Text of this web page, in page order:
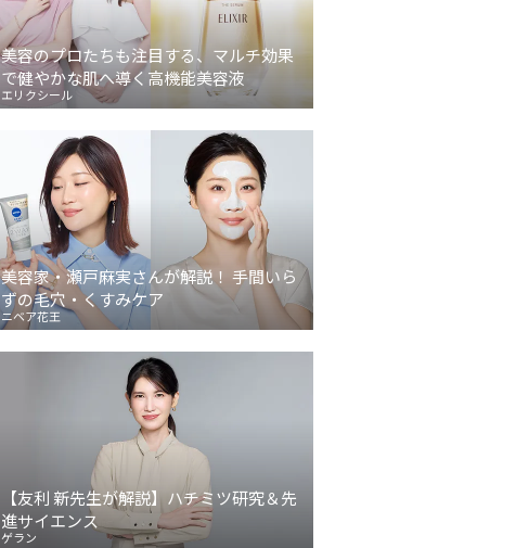
美容のプロたちも注目する、マルチ効果
で健やかな肌へ導く高機能美容液
エリクシール
美容家・瀬戸麻実さんが解説！ 手間いら
ずの毛穴・くすみケア
ニベア花王
【友利 新先生が解説】ハチミツ研究＆先
進サイエンス
ゲラン